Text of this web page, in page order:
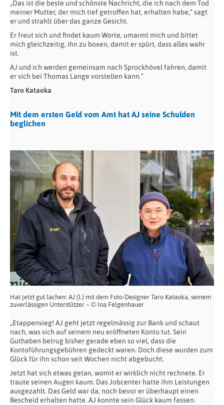
„Das ist die beste und schönste Nachricht, die ich nach dem Tod
meiner Mutter, der mich tief getroffen hat, erhalten habe,“ sagt
er und strahlt über das ganze Gesicht.
Er freut sich und findet kaum Worte, umarmt mich und bittet
mich gleichzeitig, ihn zu boxen, damit er spürt, dass alles wahr
ist.
AJ und ich werden gemeinsam nach Sprockhövel fahren, damit
er sich bei Thomas Lange vorstellen kann.“
Taro Kataoka
Mit dem ersten Geld vom Amt hat AJ seine Schulden
beglichen
Hat jetzt gut lachen: AJ (l.) mit dem Foto-Designer Taro Kataoka, seinem
zuverlässigen Unterstützer – © Ina Felgenhauer
„Etappensieg! AJ geht jetzt regelmässig zur Bank und schaut
nach, was sich auf seinem neu eröffneten Konto tut. Sein
Guthaben betrug bisher gerade eben so viel, dass die
Kontoführungsgebühren gedeckt waren. Doch diese wurden zum
Glück für ihn schon seit Wochen nicht abgebucht.
Jetzt hat sich etwas getan, womit er wirklich nicht rechnete. Er
traute seinen Augen kaum. Das Jobcenter hatte ihm Leistungen
ausgezahlt. Das Geld war da, noch bevor er überhaupt einen
Bescheid erhalten hatte. AJ konnte sein Glück kaum fassen.